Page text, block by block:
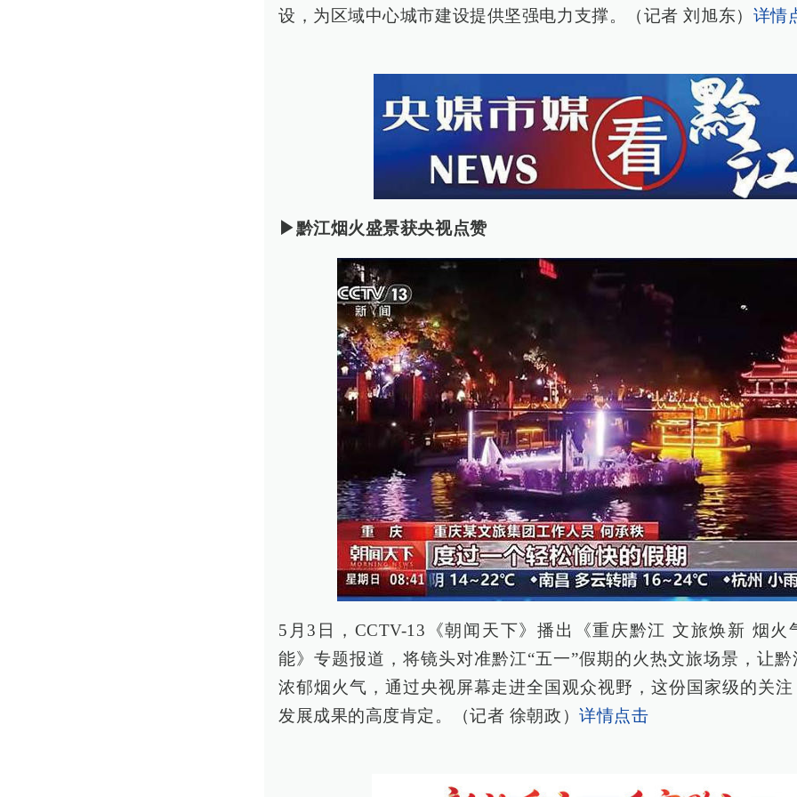
设，为区域中心城市建设提供坚强电力支撑。（记者 刘旭东） 详情
▶黔江烟火盛景获央视点赞
5月3日，CCTV-13《朝闻天下》播出《重庆黔江 文旅焕新 烟火
能》专题报道，将镜头对准黔江“五一”假期的火热文旅场景，让
浓郁烟火气，通过央视屏幕走进全国观众视野，这份国家级的关
发展成果的高度肯定。（记者 徐朝政）详情点击